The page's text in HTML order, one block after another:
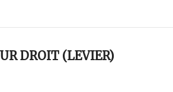
DROIT (LEVIER)